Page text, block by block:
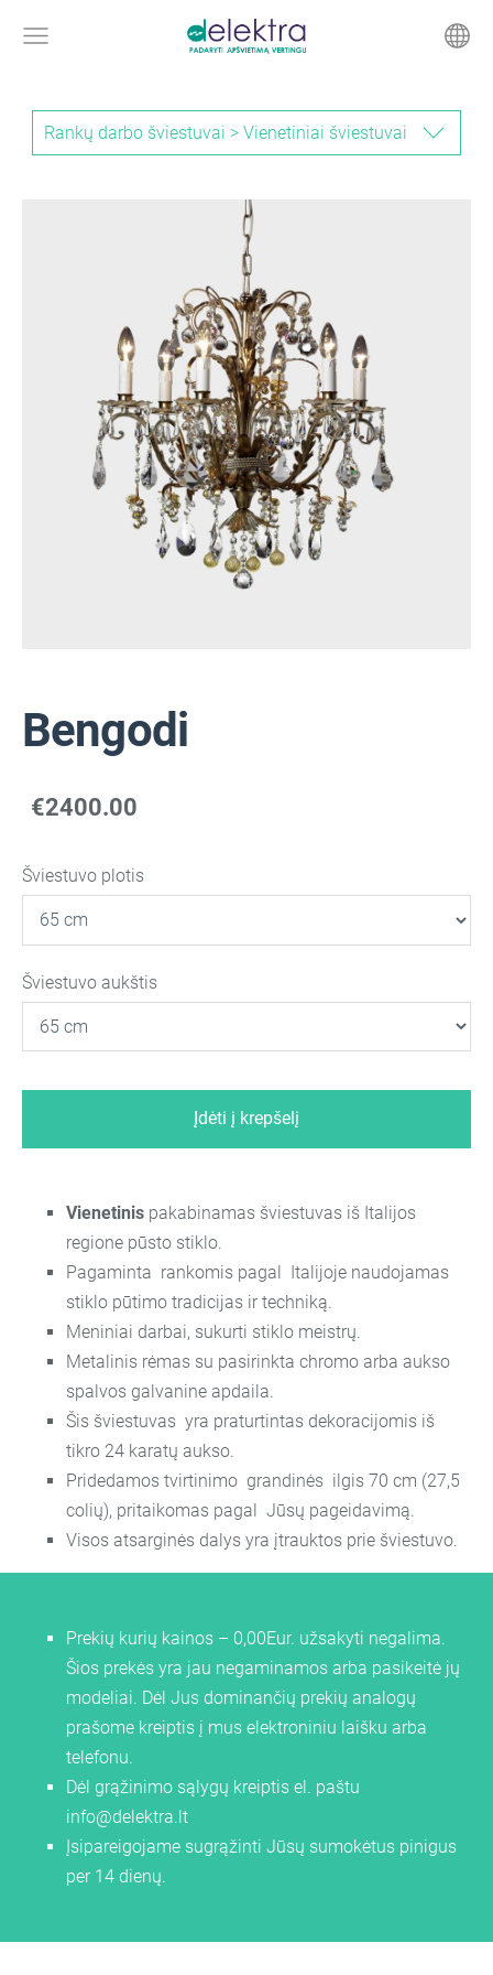
Rankų darbo šviestuvai > Vienetiniai šviestuvai
Prekių kurių kainos – 0,00Eur. užsakyti negalima.
Šios prekės yra jau negaminamos arba pasikeitė jų
modeliai. Dėl Jus dominančių prekių analogų
prašome kreiptis į mus elektroniniu laišku arba
telefonu.
Dėl grąžinimo sąlygų kreiptis el. paštu
info@delektra.lt
Įsipareigojame sugrąžinti Jūsų sumokėtus pinigus
per 14 dienų.
Bengodi
€2400.00
Šviestuvo plotis
Šviestuvo aukštis
Įdėti į krepšelį
Vienetinis pakabinamas šviestuvas iš Italijos
regione pūsto stiklo.
Pagaminta rankomis pagal Italijoje naudojamas
stiklo pūtimo tradicijas ir techniką.
Meniniai darbai, sukurti stiklo meistrų.
Metalinis rėmas su pasirinkta chromo arba aukso
spalvos galvanine apdaila.
Šis šviestuvas yra praturtintas dekoracijomis iš
tikro 24 karatų aukso.
Pridedamos tvirtinimo grandinės ilgis 70 cm (27,5
colių), pritaikomas pagal Jūsų pageidavimą.
Visos atsarginės dalys yra įtrauktos prie šviestuvo.